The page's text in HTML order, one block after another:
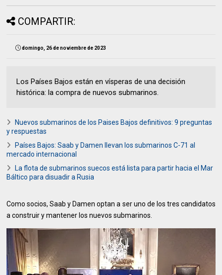
COMPARTIR:
domingo, 26 de noviembre de 2023
Los Países Bajos están en vísperas de una decisión
histórica: la compra de nuevos submarinos.
Nuevos submarinos de los Paises Bajos definitivos: 9 preguntas
y respuestas
Países Bajos: Saab y Damen llevan los submarinos C-71 al
mercado internacional
La flota de submarinos suecos está lista para partir hacia el Mar
Báltico para disuadir a Rusia
Como socios, Saab y Damen optan a ser uno de los tres candidatos
a construir y mantener los nuevos submarinos.